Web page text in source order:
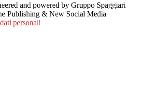
and powered by Gruppo Spaggiari
Publishing & New Social Media
personali